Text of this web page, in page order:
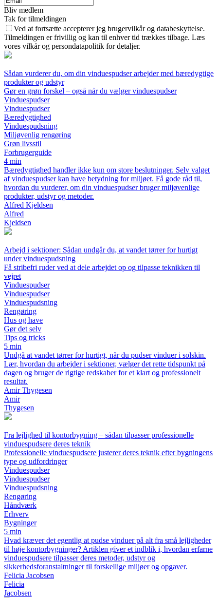
Bliv medlem
Tak for tilmeldingen
Ved at fortsætte accepterer jeg brugervilkår og databeskyttelse.
Tilmeldingen er frivillig og kan til enhver tid trækkes tilbage. Læs
vores vilkår og persondatapolitik for detaljer.
Sådan vurderer du, om din vinduespudser arbejder med bæredygtige
produkter og udstyr
Gør en grøn forskel – også når du vælger vinduespudser
Vinduespudser
Vinduespudser
Bæredygtighed
Vinduespudsning
Miljøvenlig rengøring
Grøn livsstil
Forbrugerguide
4 min
Bæredygtighed handler ikke kun om store beslutninger. Selv valget
af vinduespudser kan have betydning for miljøet. Få gode råd til,
hvordan du vurderer, om din vinduespudser bruger miljøvenlige
produkter, udstyr og metoder.
Alfred Kjeldsen
Alfred
Kjeldsen
Arbejd i sektioner: Sådan undgår du, at vandet tørrer for hurtigt
under vinduespudsning
Få stribefri ruder ved at dele arbejdet op og tilpasse teknikken til
vejret
Vinduespudser
Vinduespudser
Vinduespudsning
Rengøring
Hus og have
Gør det selv
Tips og tricks
5 min
Undgå at vandet tørrer for hurtigt, når du pudser vinduer i solskin.
Lær, hvordan du arbejder i sektioner, vælger det rette tidspunkt på
dagen og bruger de rigtige redskaber for et klart og professionelt
resultat.
Amir Thygesen
Amir
Thygesen
Fra lejlighed til kontorbygning – sådan tilpasser professionelle
vinduespudsere deres teknik
Professionelle vinduespudsere justerer deres teknik efter bygningens
type og udfordringer
Vinduespudser
Vinduespudser
Vinduespudsning
Rengøring
Håndværk
Erhverv
Bygninger
5 min
Hvad kræver det egentlig at pudse vinduer på alt fra små lejligheder
til høje kontorbygninger? Artiklen giver et indblik i, hvordan erfarne
vinduespudsere tilpasser deres metoder, udstyr og
sikkerhedsforanstaltninger til forskellige miljøer og opgaver.
Felicia Jacobsen
Felicia
Jacobsen